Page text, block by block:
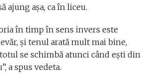
ajung așa, ca în liceu.
în timp în sens invers este
și tenul arată mult mai bine,
se schimbă atunci când ești din
a spus vedeta.